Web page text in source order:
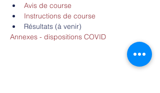
Avis de course
Instructions de course
Résultats (à venir)
Annexes - dispositions COVID